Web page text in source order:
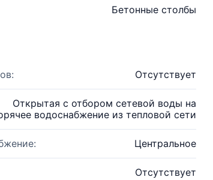
Бетонные столбы
Отсутствует
Открытая с отбором сетевой воды на
водоснабжение из тепловой сети
Центральное
Отсутствует